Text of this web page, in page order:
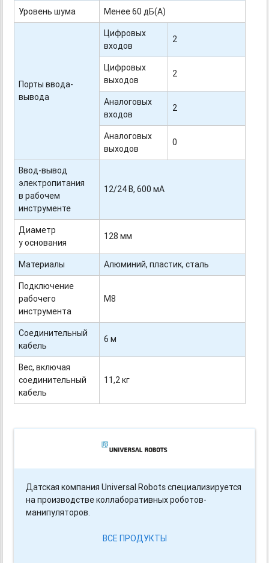
Уровень шума Менее 60 дБ(А)
Порты ввода-
вывода
Цифровых
входов
2
Цифровых
выходов
2
Аналоговых
входов
2
Аналоговых
выходов
0
Ввод-вывод
электропитания
в рабочем
инструменте
12/24 В, 600 мА
Диаметр
у основания
128 мм
Материалы
Алюминий, пластик, сталь
Подключение
рабочего
инструмента
М8
Соединительный
кабель
6 м
Вес, включая
соединительный
кабель
11,2 кг
Датская компания Universal Robots специализируется
на производстве коллаборативных роботов-
манипуляторов.
ВСЕ ПРОДУКТЫ